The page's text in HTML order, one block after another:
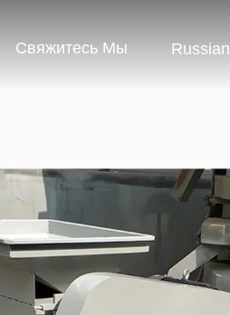
Свяжитесь Мы Russian